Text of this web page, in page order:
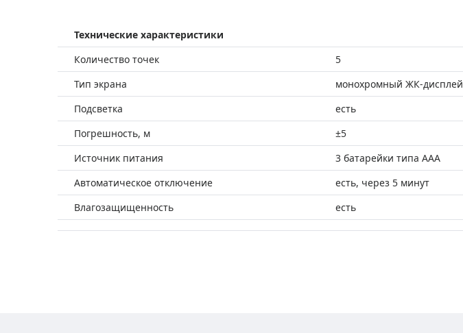
Технические характеристики
Количество точек
5
Тип экрана
монохромный ЖК-дисплей
Подсветка
есть
Погрешность, м
±5
Источник питания
3 батарейки типа AAA
Автоматическое отключение
есть, через 5 минут
Влагозащищенность
есть